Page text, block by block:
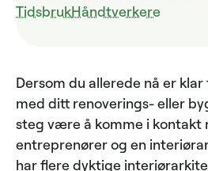
TidsbrukHåndtverkere
Dersom du allerede nå er
med ditt renoverings- eller
steg være å komme i kontakt
entreprenører og en
har flere dyktige